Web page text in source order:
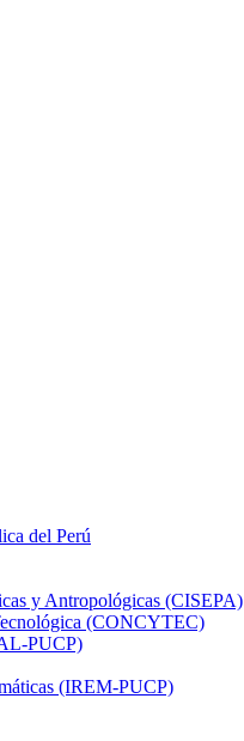
del Perú
y Antropológicas (CISEPA)
(CONCYTEC)
PUCP)
(IREM-PUCP)